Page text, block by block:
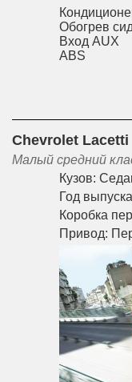
Обогрев
Вход AUX
ABS
Chevrolet Lacetti
Малый средний
Кузов:
Год
Коробка
Привод: